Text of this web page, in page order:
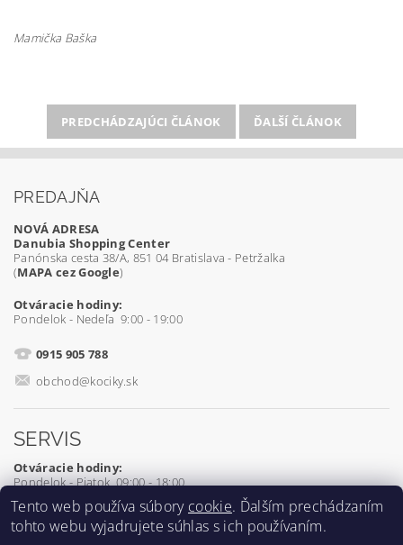
Mamička Baška
PREDCHÁDZAJÚCI ČLÁNOK ĎALŠÍ ČLÁNOK
PREDAJŇA
NOVÁ ADRESA
Danubia Shopping Center
Panónska cesta 38/A, 851 04 Bratislava - Petržalka
(MAPA cez Google)
Otváracie hodiny:
Pondelok - Nedeľa 9:00 - 19:00
0915 905 788
obchod@kociky.sk
SERVIS
Otváracie hodiny:
Pondelok - Piatok 09:00 - 18:00
0905 539 927
Tento web používa súbory cookie. Ďalším prechádzaním
tohto webu vyjadrujete súhlas s ich používaním.